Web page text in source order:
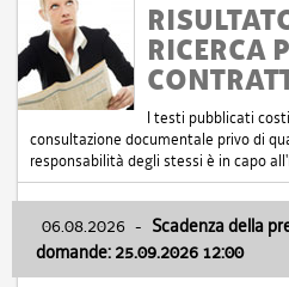
RICERCA
I testi pubblicati
consultazione documentale privo di
responsabilità degli stessi è in capo
06.08.2026 - Scadenza della
domande: 25.09.2026 12:00